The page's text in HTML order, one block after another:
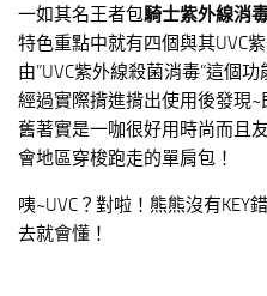
一如其名王者包騎士紫外線消
特色重點中就有四個與其UVC
由”UVC紫外線殺菌消毒”這個
經過實際揹進揹出使用後發現
舊著實是一咖很好用時尚而且
會地區穿梭跑走的單肩包！
咦~UVC？對啦！熊熊沒有KEY
去就會懂！